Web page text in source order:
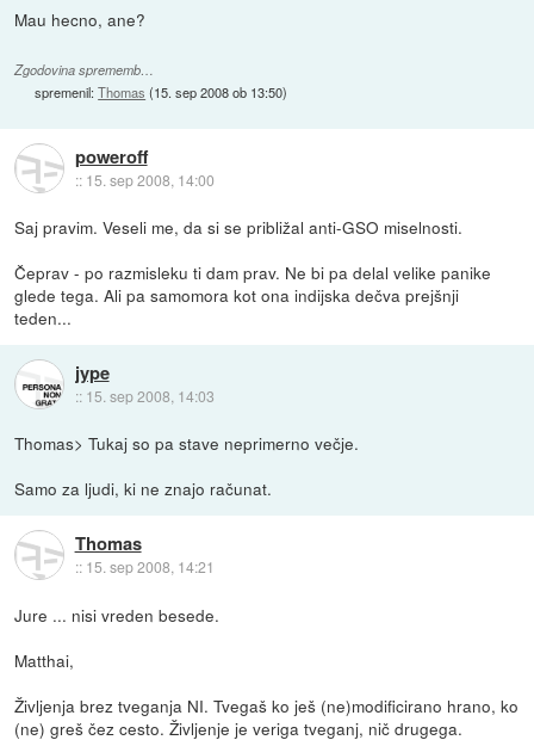
Mau hecno, ane?
Zgodovina sprememb…
spremenil:Thomas (15. sep 2008 ob 13:50)
poweroff
:: 15. sep 2008, 14:00
Saj pravim. Veseli me, da si se približal anti-GSO miselnosti.
Čeprav - po razmisleku ti dam prav. Ne bi pa delal velike panike
glede tega. Ali pa samomora kot ona indijska dečva prejšnji
teden...
jype
:: 15. sep 2008, 14:03
Thomas> Tukaj so pa stave neprimerno večje.
Samo za ljudi, ki ne znajo računat.
Thomas
:: 15. sep 2008, 14:21
Jure ... nisi vreden besede.
Matthai,
Življenja brez tveganja NI. Tvegaš ko ješ (ne)modificirano hrano, ko
(ne) greš čez cesto. Življenje je veriga tveganj, nič drugega.